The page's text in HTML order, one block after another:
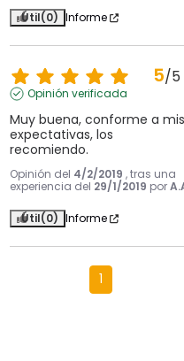
Útil(0) Informe
5/5
Opinión verificada
Muy buena, conforme a mis
expectativas, los
recomiendo.
Opinión del 4/2/2019 , tras una
experiencia del 29/1/2019 por
Útil(0) Informe
1